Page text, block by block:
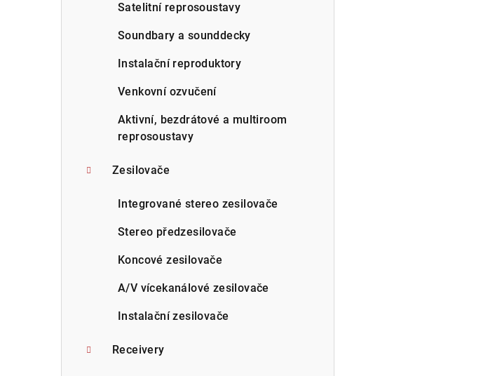
Satelitní reprosoustavy
Soundbary a sounddecky
Instalační reproduktory
Venkovní ozvučení
Aktivní, bezdrátové a multiroom
reprosoustavy
Zesilovače
Integrované stereo zesilovače
Stereo předzesilovače
Koncové zesilovače
A/V vícekanálové zesilovače
Instalační zesilovače
Receivery